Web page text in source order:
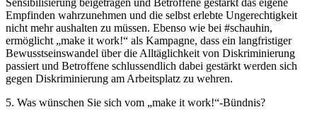
Empfinden wahrzunehmen und die selbst erlebte Ungerechtigkeit
nicht mehr aushalten zu müssen. Ebenso wie bei #schauhin,
ermöglicht „make it work!“ als Kampagne, dass ein langfristiger
Bewusstseinswandel über die Alltäglichkeit von Diskriminierung
passiert und Betroffene schlussendlich dabei gestärkt werden sich
gegen Diskriminierung am Arbeitsplatz zu wehren.
5. Was wünschen Sie sich vom „make it work!“-Bündnis?